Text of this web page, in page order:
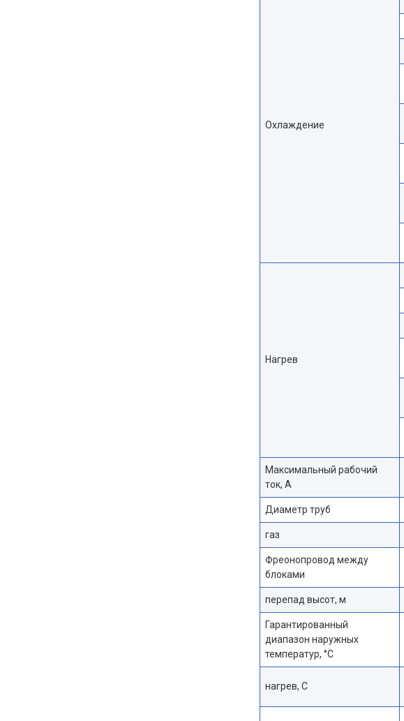
Охлаждение
Нагрев
Максимальный рабочий
ток, А
Диаметр труб
газ
Фреонопровод между
блоками
перепад высот, м
Гарантированный
диапазон наружных
температур, °С
нагрев, С